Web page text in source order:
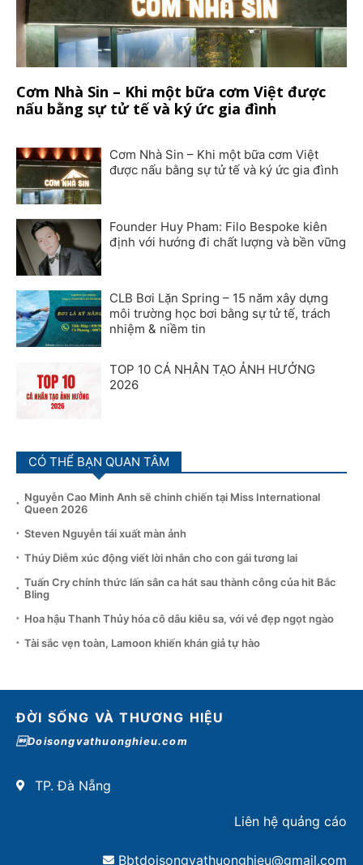
Cơm Nhà Sin – Khi một bữa cơm Việt được
nấu bằng sự tử tế và ký ức gia đình
Cơm Nhà Sin – Khi một bữa cơm Việt
được nấu bằng sự tử tế và ký ức gia đình
Founder Huy Pham: Filo Bespoke kiên
định với hướng đi chất lượng và bền vững
CLB Bơi Lặn Spring – 15 năm xây dựng
môi trường học bơi bằng sự tử tế, trách
nhiệm & niềm tin
TOP 10 CÁ NHÂN TẠO ẢNH HƯỞNG
2026
CÓ THỂ BẠN QUAN TÂM
Nguyễn Cao Minh Anh sẽ chinh chiến tại Miss International
Queen 2026
Steven Nguyễn tái xuất màn ảnh
Thúy Diễm xúc động viết lời nhắn cho con gái tương lai
Tuấn Cry chính thức lấn sân ca hát sau thành công của hit Bắc
Bling
Hoa hậu Thanh Thủy hóa cô dâu kiêu sa, với vẻ đẹp ngọt ngào
Tài sắc vẹn toàn, Lamoon khiến khán giả tự hào
ĐỜI SỐNG VÀ THƯƠNG HIỆU
Doisongvathuonghieu.com
TP. Đà Nẵng
Liên hệ quảng cáo
Bbtdoisongvathuonghieu@gmail.com